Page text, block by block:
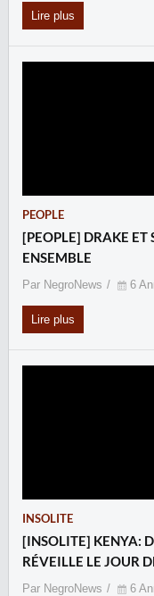
Lire plus
PEOPLE
[PEOPLE] DRAKE ET
ENSEMBLE
Par NegroNews 6
Lire plus
INSOLITE
[INSOLITE] KENYA:
RÉVEILLE LE JOUR
Par NegroNews 6